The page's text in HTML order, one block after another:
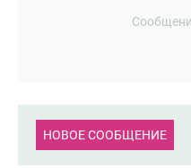
НОВОЕ СООБЩЕНИЕ